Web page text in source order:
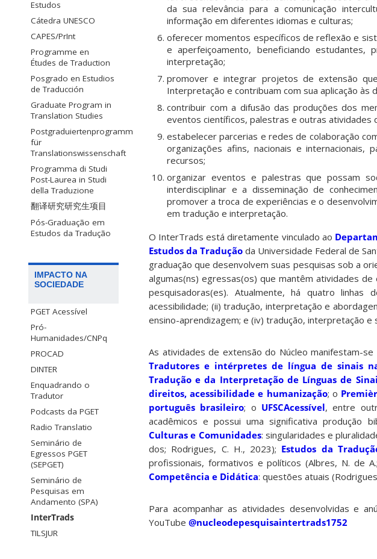
Estudos
Cátedra UNESCO
CAPES/PrInt
Programme en
Études de Traduction
Posgrado en Estudios
de Traducción
Graduate Program in
Translation Studies
Postgraduiertenprogramm
für
Translationswissenschaft
Programma di Studi
Post-Laurea in Studi
della Traduzione
翻译研究研究生项目
Pós-Graduação em
Estudos da Tradução
IMPACTO NA
SOCIEDADE
PGET Acessível
Pró-
Humanidades/CNPq
PROCAD
DINTER
Enquadrando o
Tradutor
Podcasts da PGET
Radio Translatio
Seminário de
Egressos PGET
(SEPGET)
Seminário de
Pesquisas em
Andamento (SPA)
InterTrads
TILSJUR
da sua relevância para a comunicação
informação em diferentes idiomas e culturas;
oferecer momentos específicos de reflexão e
e aperfeiçoamento, beneficiando
interpretação;
promover e integrar projetos de extensão
Interpretação e contribuam com sua aplicação às
contribuir com a difusão das produções dos
eventos científicos, palestras e outras atividades
estabelecer parcerias e redes de colaboração
organizações afins, nacionais e
recursos;
organizar eventos e palestras que possam
interdisciplinar e a disseminação de
promover a troca de experiências e o
em tradução e interpretação.
O InterTrads está diretamente vinculado ao
Estudos da Tradução da Universidade Federal de
graduação que desenvolvem suas pesquisas sob a
algumas(ns) egressas(os) que mantêm atividades
pesquisadoras(es). Atualmente, há quatro linhas
acessibilidade; (ii) tradução, interpretação e
ensino-aprendizagem; e (iv) tradução, interpretação e
As atividades de extensão do Núcleo manifestam-
Tradutores e intérpretes de língua de sinais
Tradução e da Interpretação de Línguas de
direitos, acessibilidade e humanização; o
português brasileiro; o UFSCAcessível, entre
acadêmicos e possui uma significativa produção
Culturas e Comunidades: singularidades e
dos; Rodrigues, C. H., 2023); Estudos da
profissionais, formativos e políticos (Albres, N. de
Competência e Didática: questões atuais
Para acompanhar as atividades desenvolvidas e
YouTube @nucleodepesquisaintertrads1752